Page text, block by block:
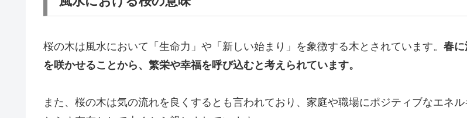
桜の木は風水において「生命力」や「新しい始まり」を象徴する木とされています。 春に
を咲かせることから、繁栄や幸福を呼び込むと考えられています。
また、桜の木は気の流れを良くするとも言われており、家庭や職場にポジティブなエネル